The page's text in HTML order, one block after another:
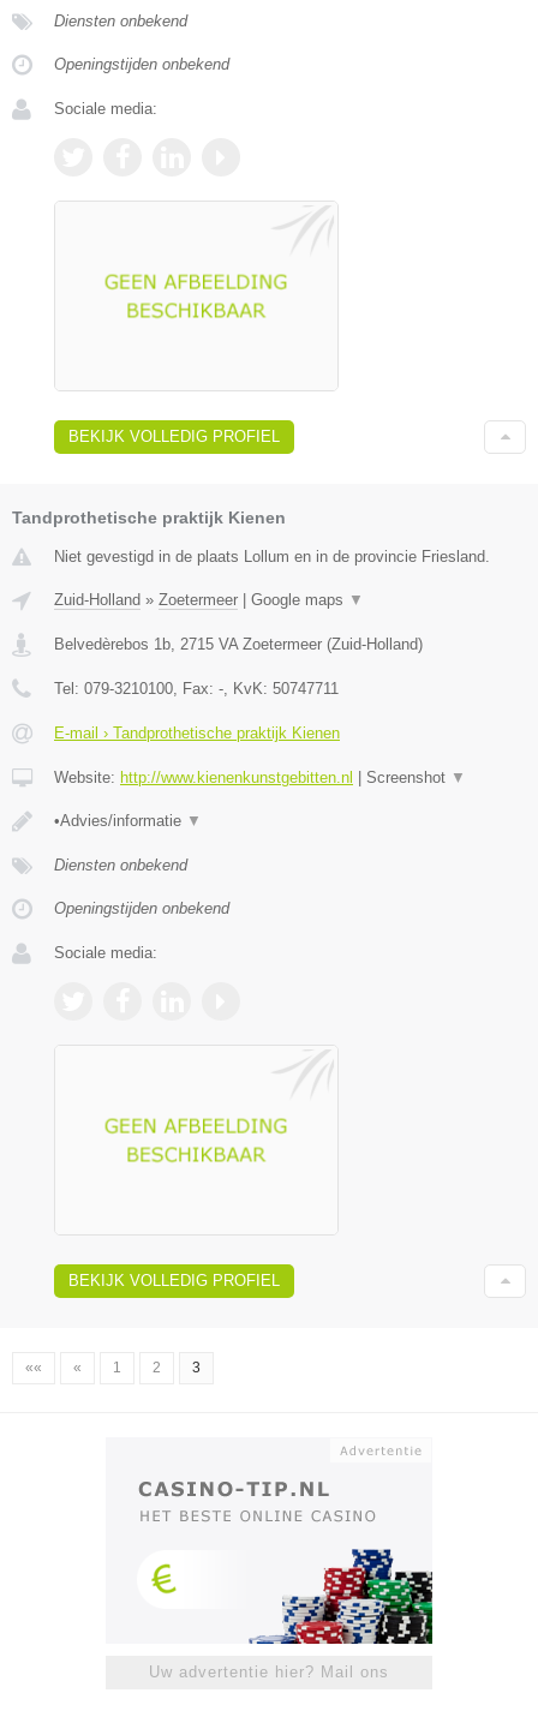
Diensten onbekend
Openingstijden onbekend
Sociale media:
BEKIJK VOLLEDIG PROFIEL
Tandprothetische praktijk Kienen
Niet gevestigd in de plaats Lollum en in de provincie Friesland.
Zuid-Holland » Zoetermeer Google maps ▼
Belvedèrebos 1b 2715 VA Zoetermeer (Zuid-Holland)
Tel: 079-3210100 , Fax: - , KvK: 50747711
E-mail › Tandprothetische praktijk Kienen
Website: http://www.kienenkunstgebitten.nl Screenshot ▼
•Advies/informatie ▼
Diensten onbekend
Openingstijden onbekend
Sociale media:
BEKIJK VOLLEDIG PROFIEL
«« « 1 2 3
Uw advertentie hier? Mail ons